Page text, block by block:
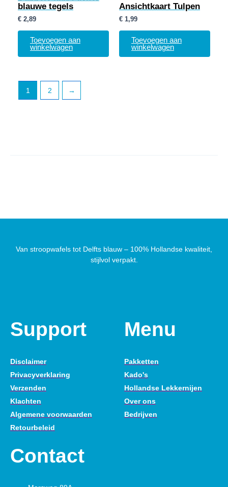
blauwe tegels
€ 2,89
Toevoegen aan
winkelwagen
Ansichtkaart Tulpen
€ 1,99
Toevoegen aan
winkelwagen
1 2 →
Van stroopwafels tot Delfts blauw – 100% Hollandse kwaliteit,
stijlvol verpakt.
Support
Disclaimer
Privacyverklaring
Verzenden
Klachten
Algemene voorwaarden
Retourbeleid
Menu
Pakketten
Kado's
Hollandse Lekkernijen
Over ons
Bedrijven
Contact